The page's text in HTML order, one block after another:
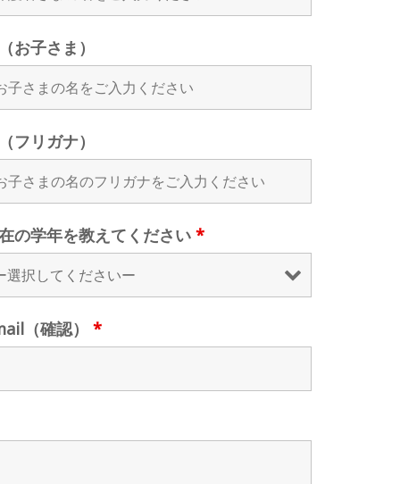
お子さま）
フリガナ）
の学年を教えてください*
（確認）*